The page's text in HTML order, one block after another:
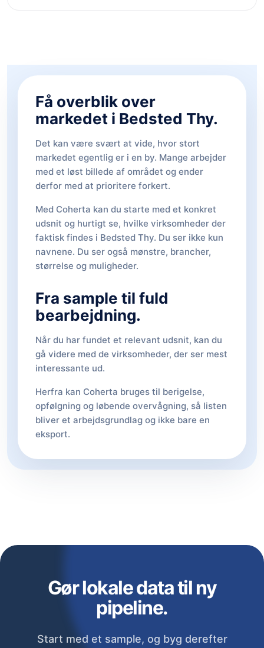
Få overblik over
markedet i Bedsted Thy.
Det kan være svært at vide, hvor stort
markedet egentlig er i en by. Mange arbejder
med et løst billede af området og ender
derfor med at prioritere forkert.
Med Coherta kan du starte med et konkret
udsnit og hurtigt se, hvilke virksomheder der
faktisk findes i Bedsted Thy. Du ser ikke kun
navnene. Du ser også mønstre, brancher,
størrelse og muligheder.
Fra sample til fuld
bearbejdning.
Når du har fundet et relevant udsnit, kan du
gå videre med de virksomheder, der ser mest
interessante ud.
Herfra kan Coherta bruges til berigelse,
opfølgning og løbende overvågning, så listen
bliver et arbejdsgrundlag og ikke bare en
eksport.
Gør lokale data til ny
pipeline.
Start med et sample, og byg derefter